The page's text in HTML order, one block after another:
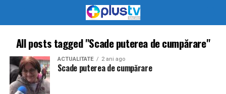
All posts tagged "Scade puterea de cumpărare"
ACTUALITATE 2 ani ago
Scade puterea de cumpărare